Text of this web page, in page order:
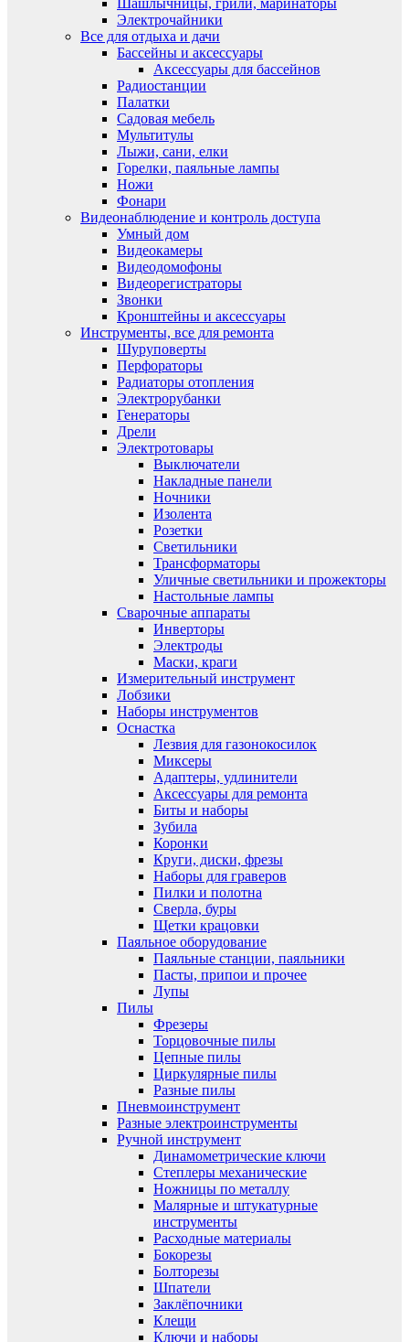
Шашлычницы, грили, маринаторы
Электрочайники
Все для отдыха и дачи
Бассейны и аксессуары
Аксессуары для бассейнов
Радиостанции
Палатки
Садовая мебель
Мультитулы
Лыжи, сани, елки
Горелки, паяльные лампы
Ножи
Фонари
Видеонаблюдение и контроль доступа
Умный дом
Видеокамеры
Видеодомофоны
Видеорегистраторы
Звонки
Кронштейны и аксессуары
Инструменты, все для ремонта
Шуруповерты
Перфораторы
Радиаторы отопления
Электрорубанки
Генераторы
Дрели
Электротовары
Выключатели
Накладные панели
Ночники
Изолента
Розетки
Светильники
Трансформаторы
Уличные светильники и прожекторы
Настольные лампы
Сварочные аппараты
Инверторы
Электроды
Маски, краги
Измерительный инструмент
Лобзики
Наборы инструментов
Оснастка
Лезвия для газонокосилок
Миксеры
Адаптеры, удлинители
Аксессуары для ремонта
Биты и наборы
Зубила
Коронки
Круги, диски, фрезы
Наборы для граверов
Пилки и полотна
Сверла, буры
Щетки крацовки
Паяльное оборудование
Паяльные станции, паяльники
Пасты, припои и прочее
Лупы
Пилы
Фрезеры
Торцовочные пилы
Цепные пилы
Циркулярные пилы
Разные пилы
Пневмоинструмент
Разные электроинструменты
Ручной инструмент
Динамометрические ключи
Степлеры механические
Ножницы по металлу
Малярные и штукатурные
инструменты
Расходные материалы
Бокорезы
Болторезы
Шпатели
Заклёпочники
Клещи
Ключи и наборы